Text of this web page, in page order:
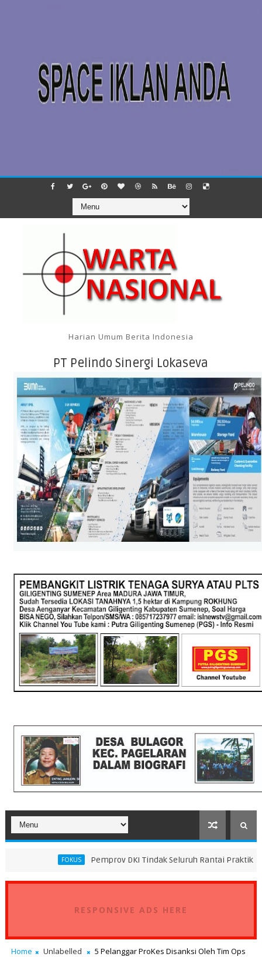
Harian Umum Berita Indonesia
PT Pelindo Sinergi Lokaseva
Pemprov DKI Tindak Seluruh Rantai Praktik Pembuangan
RESPONSIVE ADS HERE
Home Unlabelled
5 Pelanggar ProKes Disanksi Oleh Tim Ops